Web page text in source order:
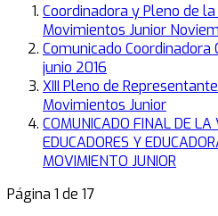
Coordinadora y Pleno de
Movimientos Junior
Comunicado Coordinadora
junio 2016
XIII Pleno de
Movimientos Junior
COMUNICADO FINAL DE
EDUCADORES Y
MOVIMIENTO JUNIOR
Página 1 de 17